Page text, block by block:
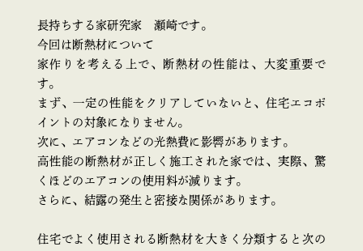
長持ちする家研究家 瀬崎です。
今回は断熱材について
家作りを考える上で、断熱材の性能は、大変重要で
す。
まず、一定の性能をクリアしていないと、住宅エコポ
イントの対象になりません。
次に、エアコンなどの光熱費に影響があります。
高性能の断熱材が正しく施工された家では、実際、驚
くほどのエアコンの使用料が減ります。
さらに、結露の発生と密接な関係があります。
住宅でよく使用される断熱材を大きく分類すると次の